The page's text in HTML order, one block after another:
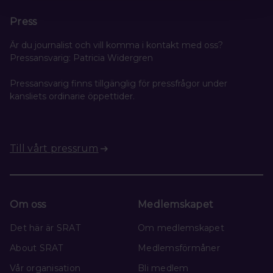
Press
Är du journalist och vill komma i kontakt med oss?
Pressansvarig: Patricia Widergren
Pressansvarig finns tillgänglig för pressfrågor under
kansliets ordinarie öppettider.
Till vårt pressrum
Om oss
Det här är SRAT
About SRAT
Vår organisation
Medlemskapet
Om medlemskapet
Medlemsförmåner
Bli medlem